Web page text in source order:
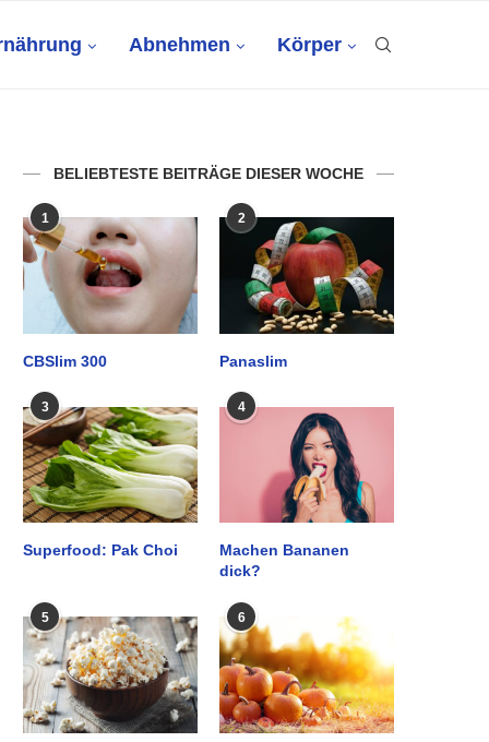
Abnehmen Körper
BELIEBTESTE BEITRÄGE DIESER WOCHE
1
CBSlim 300
2
Panaslim
3
Superfood: Pak Choi
4
Machen Bananen
dick?
5 6